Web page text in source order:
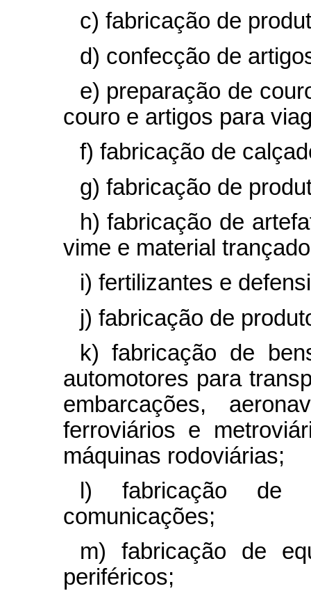
c) fabricação de
d) confecção de
e) preparação de
couro e artigos para
f) fabricação de
g) fabricação de
h) fabricação de
vime e material
i) fertilizantes e
j) fabricação de
k) fabricação de
automotores para
embarcações,
ferroviários e
máquinas rodoviárias;
l) fabricação de
comunicações;
m) fabricação de
periféricos;